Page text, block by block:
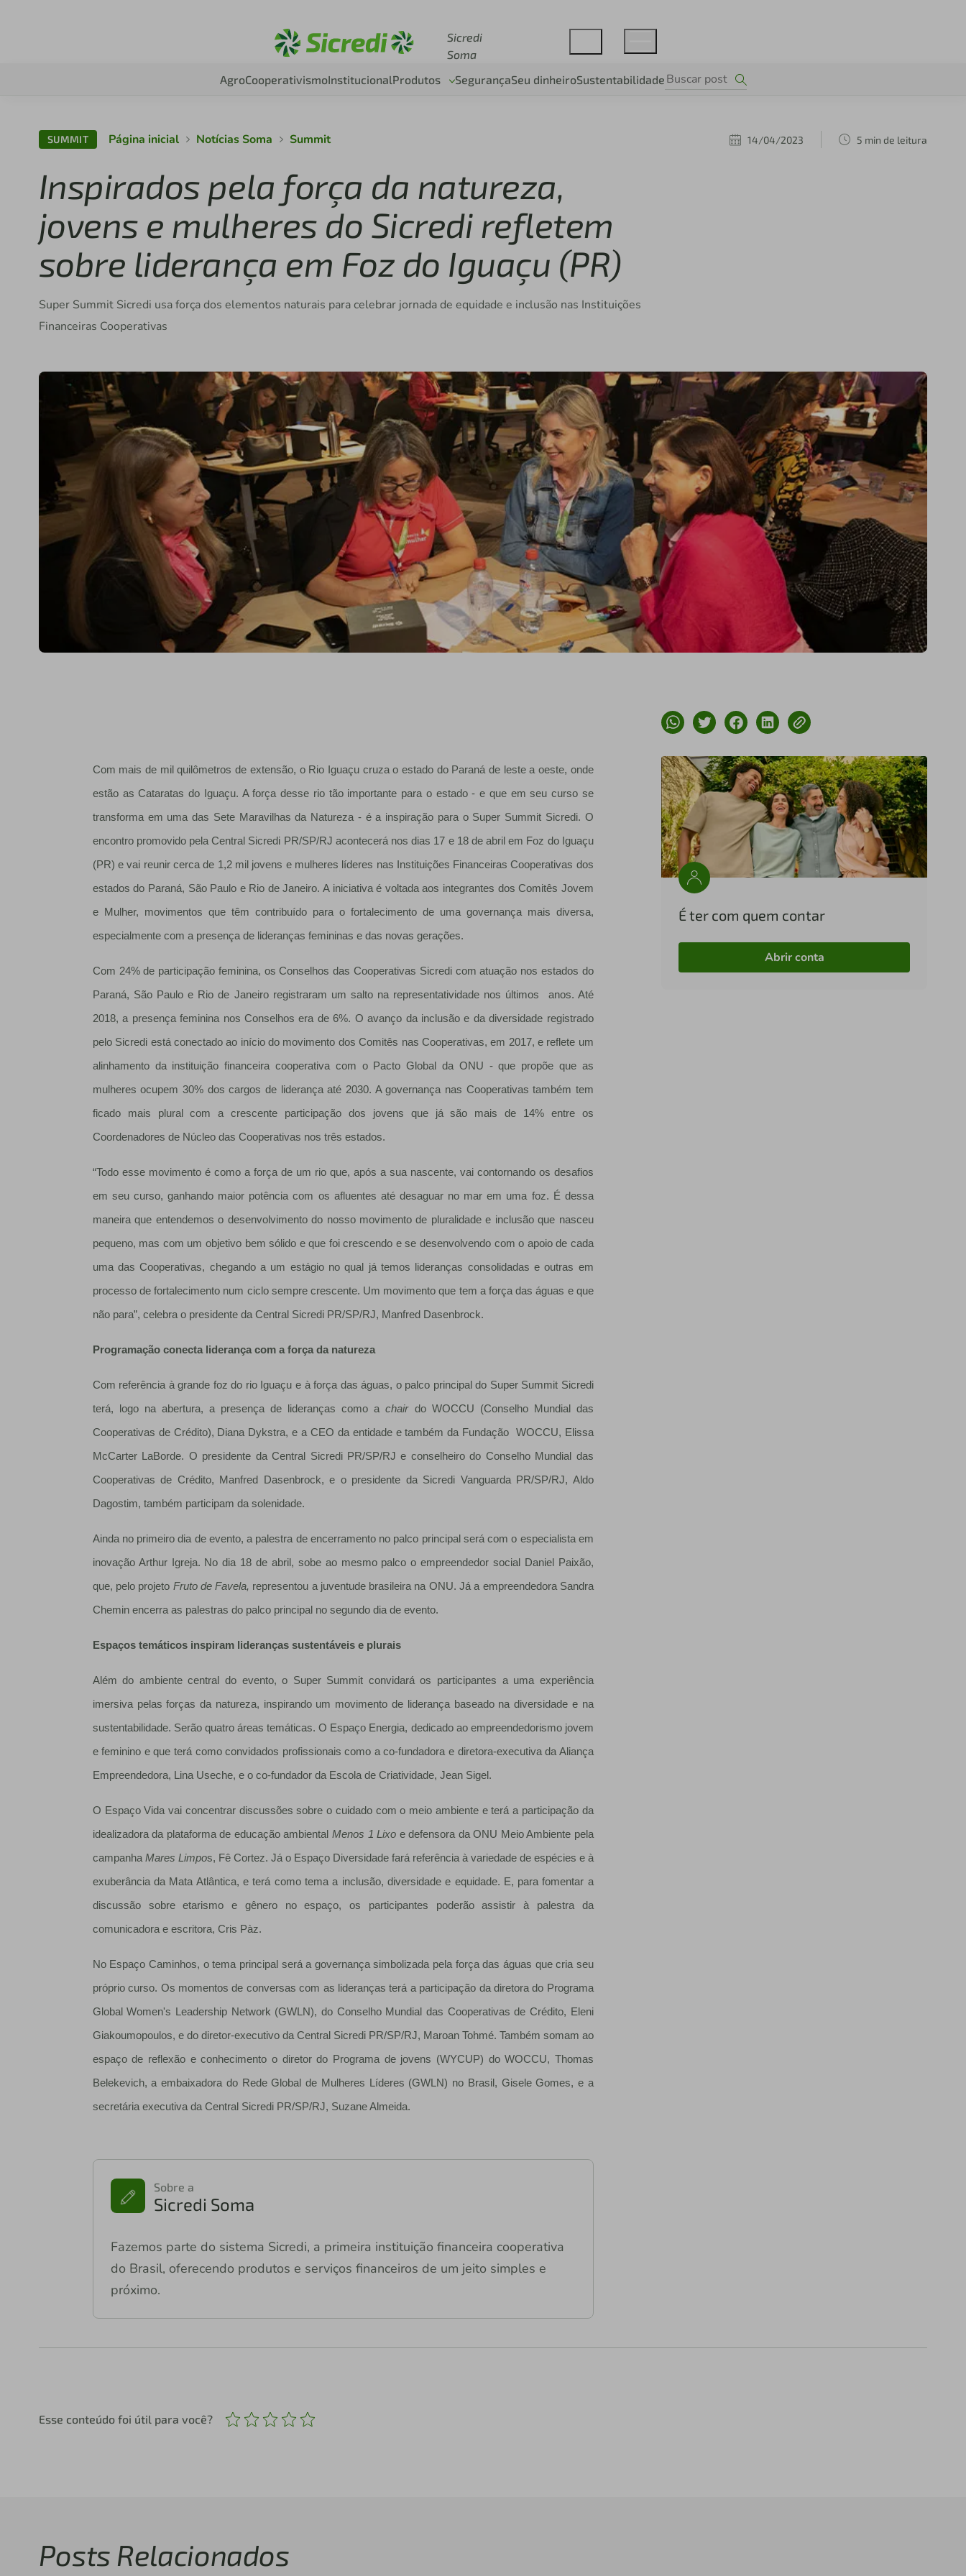
Sicredi
Soma
AgroCooperativismoInstitucionalProdutos SegurançaSeu dinheiroSustentabilidade
SUMMIT Página inicial Notícias Soma Summit 14/04/2023 5 min de leitura
Inspirados pela força da natureza,
jovens e mulheres do Sicredi refletem
sobre liderança em Foz do Iguaçu (PR)
Super Summit Sicredi usa força dos elementos naturais para celebrar jornada de equidade e inclusão nas Instituições
Financeiras Cooperativas
Com mais de mil quilômetros de extensão, o Rio Iguaçu cruza o estado do Paraná de leste a oeste, onde
estão as Cataratas do Iguaçu. A força desse rio tão importante para o estado - e que em seu curso se
transforma em uma das Sete Maravilhas da Natureza - é a inspiração para o Super Summit Sicredi. O
encontro promovido pela Central Sicredi PR/SP/RJ acontecerá nos dias 17 e 18 de abril em Foz do Iguaçu
(PR) e vai reunir cerca de 1,2 mil jovens e mulheres líderes nas Instituições Financeiras Cooperativas dos
estados do Paraná, São Paulo e Rio de Janeiro. A iniciativa é voltada aos integrantes dos Comitês Jovem
e Mulher, movimentos que têm contribuído para o fortalecimento de uma governança mais diversa,
especialmente com a presença de lideranças femininas e das novas gerações.
Com 24% de participação feminina, os Conselhos das Cooperativas Sicredi com atuação nos estados do
Paraná, São Paulo e Rio de Janeiro registraram um salto na representatividade nos últimos anos. Até
2018, a presença feminina nos Conselhos era de 6%. O avanço da inclusão e da diversidade registrado
pelo Sicredi está conectado ao início do movimento dos Comitês nas Cooperativas, em 2017, e reflete um
alinhamento da instituição financeira cooperativa com o Pacto Global da ONU - que propõe que as
mulheres ocupem 30% dos cargos de liderança até 2030. A governança nas Cooperativas também tem
ficado mais plural com a crescente participação dos jovens que já são mais de 14% entre os
Coordenadores de Núcleo das Cooperativas nos três estados.
“Todo esse movimento é como a força de um rio que, após a sua nascente, vai contornando os desafios
em seu curso, ganhando maior potência com os afluentes até desaguar no mar em uma foz. É dessa
maneira que entendemos o desenvolvimento do nosso movimento de pluralidade e inclusão que nasceu
pequeno, mas com um objetivo bem sólido e que foi crescendo e se desenvolvendo com o apoio de cada
uma das Cooperativas, chegando a um estágio no qual já temos lideranças consolidadas e outras em
processo de fortalecimento num ciclo sempre crescente. Um movimento que tem a força das águas e que
não para”, celebra o presidente da Central Sicredi PR/SP/RJ, Manfred Dasenbrock.
Programação conecta liderança com a força da natureza
Com referência à grande foz do rio Iguaçu e à força das águas, o palco principal do Super Summit Sicredi
terá, logo na abertura, a presença de lideranças como achairdo WOCCU (Conselho Mundial das
Cooperativas de Crédito), Diana Dykstra, e a CEO da entidade e também da Fundação WOCCU, Elissa
McCarter LaBorde. O presidente da Central Sicredi PR/SP/RJ e conselheiro do Conselho Mundial das
Cooperativas de Crédito, Manfred Dasenbrock, e o presidente da Sicredi Vanguarda PR/SP/RJ, Aldo
Dagostim, também participam da solenidade.
Ainda no primeiro dia de evento, a palestra de encerramento no palco principal será com o especialista em
inovação Arthur Igreja. No dia 18 de abril, sobe ao mesmo palco o empreendedor social Daniel Paixão,
que, pelo projeto Fruto de Favela, representou a juventude brasileira na ONU. Já a empreendedora Sandra
Chemin encerra as palestras do palco principal no segundo dia de evento.
Espaços temáticos inspiram lideranças sustentáveis e plurais
Além do ambiente central do evento, o Super Summit convidará os participantes a uma experiência
imersiva pelas forças da natureza, inspirando um movimento de liderança baseado na diversidade e na
sustentabilidade. Serão quatro áreas temáticas. O Espaço Energia, dedicado ao empreendedorismo jovem
e feminino e que terá como convidados profissionais como a co-fundadora e diretora-executiva da Aliança
Empreendedora, Lina Useche, e o co-fundador da Escola de Criatividade, Jean Sigel.
O Espaço Vida vai concentrar discussões sobre o cuidado com o meio ambiente e terá a participação da
idealizadora da plataforma de educação ambiental Menos 1 Lixo e defensora da ONU Meio Ambiente pela
campanhaMares Limpos, Fê Cortez. Já o Espaço Diversidade fará referência à variedade de espécies e à
exuberância da Mata Atlântica, e terá como tema a inclusão, diversidade e equidade. E, para fomentar a
discussão sobre etarismo e gênero no espaço, os participantes poderão assistir à palestra da
comunicadora e escritora, Cris Pàz.
No Espaço Caminhos, o tema principal será a governança simbolizada pela força das águas que cria seu
próprio curso. Os momentos de conversas com as lideranças terá a participação da diretora do Programa
Global Women's Leadership Network (GWLN), do Conselho Mundial das Cooperativas de Crédito, Eleni
Giakoumopoulos, e do diretor-executivo da Central Sicredi PR/SP/RJ, Maroan Tohmé. Também somam ao
espaço de reflexão e conhecimento o diretor do Programa de jovens (WYCUP) do WOCCU, Thomas
Belekevich, a embaixadora do Rede Global de Mulheres Líderes (GWLN) no Brasil, Gisele Gomes, e a
secretária executiva da Central Sicredi PR/SP/RJ, Suzane Almeida.
Sobre a
Sicredi Soma
Fazemos parte do sistema Sicredi, a primeira instituição financeira cooperativa
do Brasil, oferecendo produtos e serviços financeiros de um jeito simples e
próximo.
É ter com quem contar
Abrir conta
Esse conteúdo foi útil para você?
Posts Relacionados